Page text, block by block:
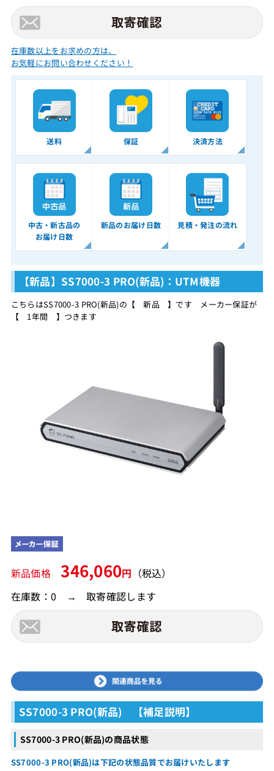
在庫数以上をお求めの方は、
お気軽にお問い合わせください！
送料 保証 決済方法
中古・新古品の
お届け日数
新品のお届け日数 見積・発注の流れ
【新品】SS7000-3 PRO(新品)：UTM機器
こちらはSS7000-3 PRO(新品)の【 新品 】です メーカー保証が
【 1年間 】つきます
新品価格346,060円 （税込）
在庫数：0 → 取寄確認します
SS7000-3 PRO(新品) 【補足説明】
SS7000-3 PRO(新品)の商品状態
SS7000-3 PRO(新品)は下記の状態品質でお届けいたします